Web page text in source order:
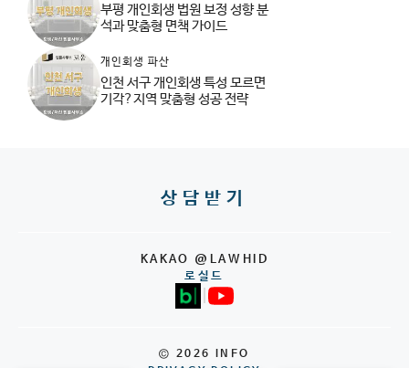
부평 개인회생 법원 보정 성향 분
석과 맞춤형 면책 가이드
개인회생 파산
인천 서구 개인회생 특성 모르면
기각?지역 맞춤형 성공 전략
상담받기
KAKAO @LAWHID
로실드
© 2026 INFO